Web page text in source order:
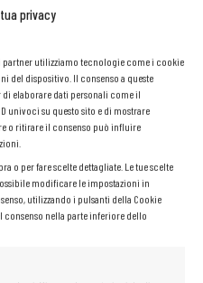
privacy
partner utilizziamo tecnologie come i cookie
del dispositivo. Il consenso a queste
elaborare dati personali come il
univoci su questo sito e di mostrare
o ritirare il consenso può influire
o per fare scelte dettagliate. Le tue scelte
modificare le impostazioni in
utilizzando i pulsanti della Cookie
nella parte inferiore dello